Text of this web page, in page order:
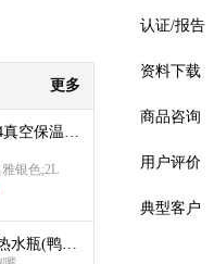
更多
真空保温壶
典雅银
银色;2L
水瓶(鸭嘴
认证/报告
资料下载
商品咨询
用户评价
典型客户